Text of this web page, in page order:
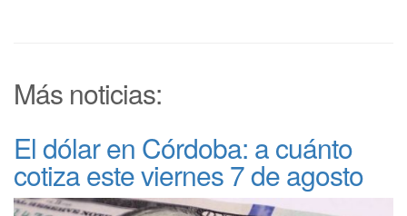
Más noticias:
El dólar en Córdoba: a cuánto
cotiza este viernes 7 de agosto